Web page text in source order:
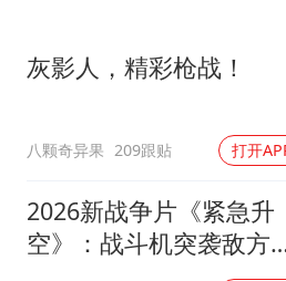
白海豚将
酒店回应
黄金牛市
杭州全市
乐享全民
灰影人，精彩枪战！
八颗奇异果 209跟贴 打开
2026新战争片《紧急升
空》：战斗机突袭敌方